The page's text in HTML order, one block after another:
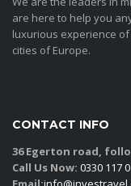
are here to help you
luxurious experience
cities of Europe.
CONTACT INFO
36 Egerton road,
Call Us Now: 0330 117